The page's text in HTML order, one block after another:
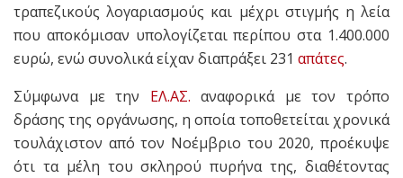
τραπεζικούς λογαριασμούς και μέχρι στιγμής η λεία
που αποκόμισαν υπολογίζεται περίπου στα 1.400.000
ευρώ, ενώ συνολικά είχαν διαπράξει 231 απάτες.
Σύμφωνα με την ΕΛ.ΑΣ. αναφορικά με τον τρόπο
δράσης της οργάνωσης, η οποία τοποθετείται χρονικά
τουλάχιστον από τον Νοέμβριο του 2020, προέκυψε
ότι τα μέλη του σκληρού πυρήνα της, διαθέτοντας